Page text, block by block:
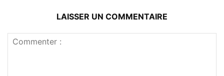
LAISSER UN COMMENTAIRE